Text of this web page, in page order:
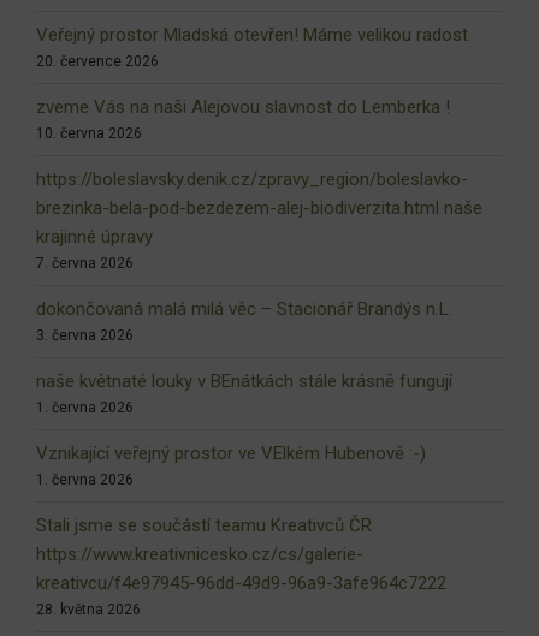
Veřejný prostor Mladská otevřen! Máme velikou radost
20. července 2026
zveme Vás na naši Alejovou slavnost do Lemberka !
10. června 2026
https://boleslavsky.denik.cz/zpravy_region/boleslavko-
brezinka-bela-pod-bezdezem-alej-biodiverzita.html naše
krajinné úpravy
7. června 2026
dokončovaná malá milá věc – Stacionář Brandýs n.L.
3. června 2026
naše květnaté louky v BEnátkách stále krásně fungují
1. června 2026
Vznikající veřejný prostor ve VElkém Hubenově :-)
1. června 2026
Stali jsme se součástí teamu Kreativců ČR
https://www.kreativnicesko.cz/cs/galerie-
kreativcu/f4e97945-96dd-49d9-96a9-3afe964c7222
28. května 2026